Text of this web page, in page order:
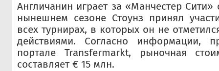
Англичанин играет за «Манчестер Сити»
нынешнем сезоне Стоунз принял
всех турнирах, в которых он не
действиями. Согласно информации,
портале Transfermarkt, рыночная
составляет € 15 млн.